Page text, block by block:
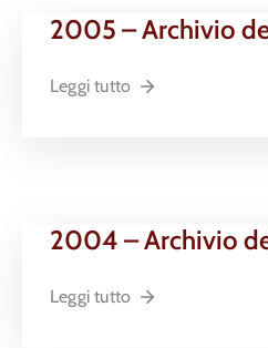
2005 – Archivio
Leggi tutto
2004 – Archivio
Leggi tutto